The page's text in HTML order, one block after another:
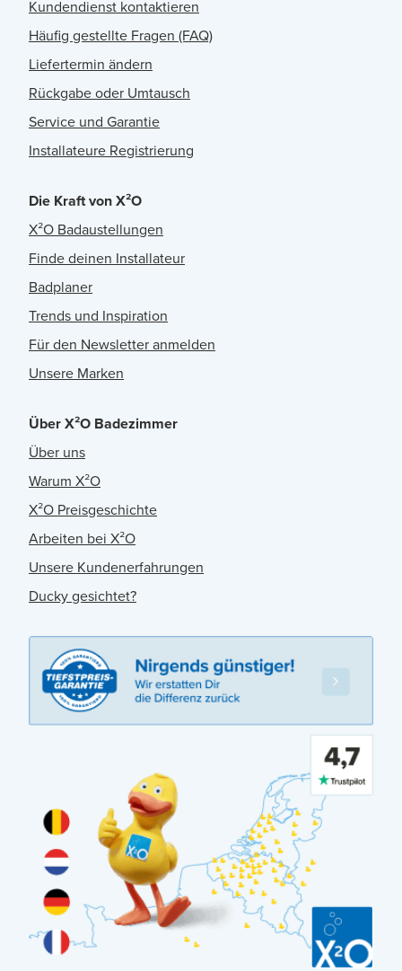
Kundendienst kontaktieren
Häufig gestellte Fragen (FAQ)
Liefertermin ändern
Rückgabe oder Umtausch
Service und Garantie
Installateure Registrierung
Die Kraft von X²O
X²O Badaustellungen
Finde deinen Installateur
Badplaner
Trends und Inspiration
Für den Newsletter anmelden
Unsere Marken
Über X²O Badezimmer
Über uns
Warum X²O
X²O Preisgeschichte
Arbeiten bei X²O
Unsere Kundenerfahrungen
Ducky gesichtet?